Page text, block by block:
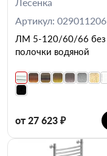
Артикул: 029011206
ЛМ 5-120/60/66 без
полочки водяной
от 27 623 ₽